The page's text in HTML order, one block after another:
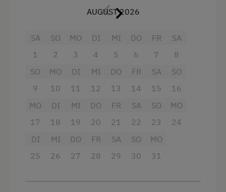
Toilette
Toaster
Bettwäsche
Geschirrspüler
Geschirrspüler, Kühlschrank mit
Gefrierfach, E-Herd mit Backrohr,
Kaffeemaschine, Wasserkocher
Sat-TV
kostenloses W-LAN
1x DU/WC
1x WC
Safe
AUGUST 2026
SA
1
SO
2
MO
3
DI
4
MI
5
DO
6
FR
7
SA
8
SO
9
MO
10
DI
11
MI
12
DO
13
FR
14
SA
15
SO
16
MO
17
DI
18
MI
19
DO
20
FR
21
SA
22
SO
23
MO
24
DI
25
MI
26
DO
27
FR
28
SA
29
SO
30
MO
31